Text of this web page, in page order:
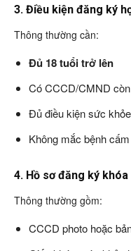
3. Điều kiện đăng ký
Thông thường cần:
Đủ 18 tuổi trở lên
Có CCCD/CMND
Đủ điều kiện sức
Không mắc bệnh
4. Hồ sơ đăng ký
Thông thường gồm:
CCCD photo hoặc